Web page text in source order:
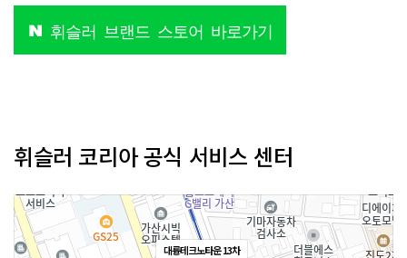
휘슬러 브랜드 스토어 바로가기
휘슬러 코리아 공식 서비스 센터
대륭테크노타운 13차